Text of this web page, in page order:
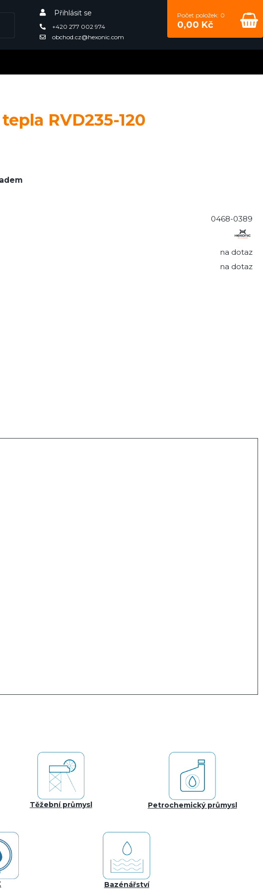
+420 277 002 974
obchod.cz@hexonic.com
Přihlásit se Počet položek: 0
0,00 Kč
RVD235-120
0468-0389
na dotaz
na dotaz
Těžební průmysl Petrochemický průmysl
Bazénářství